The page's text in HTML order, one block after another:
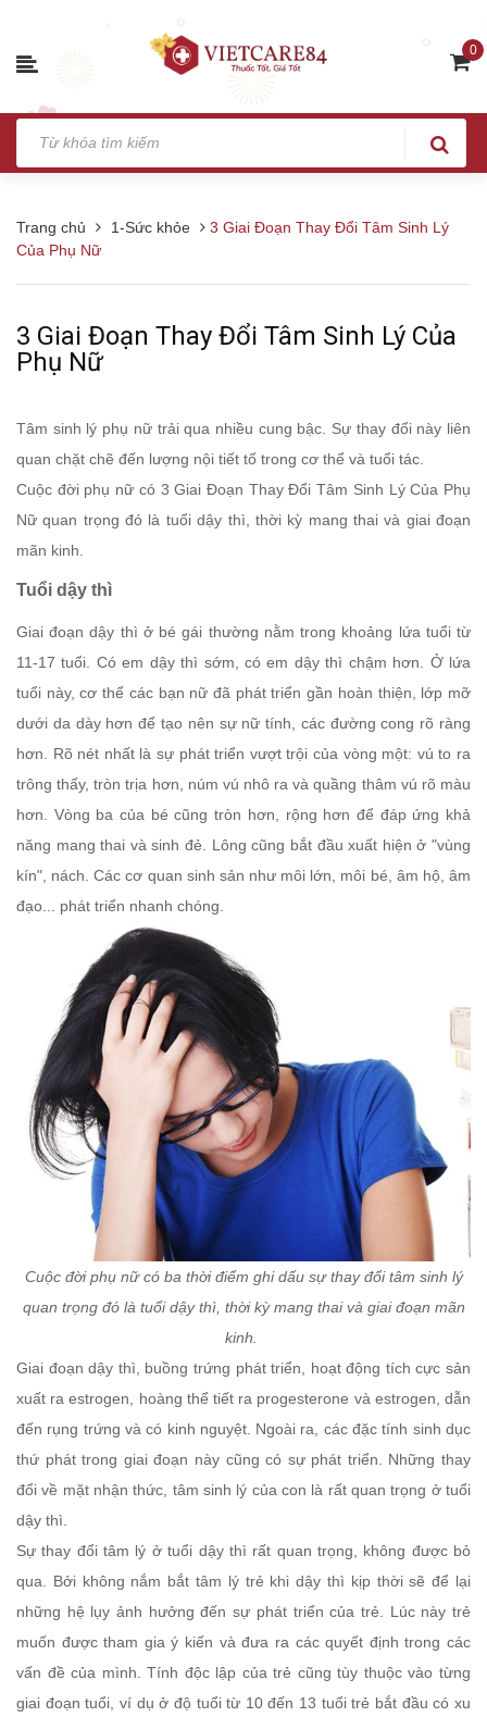
0
Trang chủ 1-Sức khỏe
3 Giai Đoạn Thay Đổi Tâm Sinh Lý
Của Phụ Nữ
3 Giai Đoạn Thay Đổi Tâm Sinh Lý Của
Phụ Nữ
Tâm sinh lý phụ nữ trải qua nhiều cung bậc. Sự thay đổi này liên
quan chặt chẽ đến lượng nội tiết tố trong cơ thể và tuổi tác.
Cuộc đời phụ nữ có 3 Giai Đoạn Thay Đổi Tâm Sinh Lý Của Phụ
Nữ quan trọng đó là tuổi dậy thì, thời kỳ mang thai và giai đoạn
mãn kinh.
Tuổi dậy thì
Giai đoạn dậy thì ở bé gái thường nằm trong khoảng lứa tuổi từ
11-17 tuổi. Có em dậy thì sớm, có em dậy thì chậm hơn. Ở lứa
tuổi này, cơ thể các bạn nữ đã phát triển gần hoàn thiện, lớp mỡ
dưới da dày hơn để tạo nên sự nữ tính, các đường cong rõ ràng
hơn. Rõ nét nhất là sự phát triển vượt trội của vòng một: vú to ra
trông thấy, tròn trịa hơn, núm vú nhô ra và quầng thâm vú rõ màu
hơn. Vòng ba của bé cũng tròn hơn, rộng hơn để đáp ứng khả
năng mang thai và sinh đẻ. Lông cũng bắt đầu xuất hiện ở "vùng
kín", nách. Các cơ quan sinh sản như môi lớn, môi bé, âm hộ, âm
đạo... phát triển nhanh chóng.
Cuộc đời phụ nữ có ba thời điểm ghi dấu sự thay đổi tâm sinh lý
quan trọng đó là tuổi dậy thì, thời kỳ mang thai và giai đoạn mãn
kinh.
Giai đoạn dậy thì, buồng trứng phát triển, hoạt động tích cực sản
xuất ra estrogen, hoàng thể tiết ra progesterone và estrogen, dẫn
đến rụng trứng và có kinh nguyệt. Ngoài ra, các đặc tính sinh dục
thứ phát trong giai đoạn này cũng có sự phát triển. Những thay
đổi về mặt nhận thức, tâm sinh lý của con là rất quan trọng ở tuổi
dậy thì.
Sự thay đổi tâm lý ở tuổi dậy thì rất quan trọng, không được bỏ
qua. Bởi không nắm bắt tâm lý trẻ khi dậy thì kịp thời sẽ để lại
những hệ lụy ảnh hưởng đến sự phát triển của trẻ. Lúc này trẻ
muốn được tham gia ý kiến và đưa ra các quyết định trong các
vấn đề của mình. Tính độc lập của trẻ cũng tùy thuộc vào từng
giai đoạn tuổi, ví dụ ở độ tuổi từ 10 đến 13 tuổi trẻ bắt đầu có xu